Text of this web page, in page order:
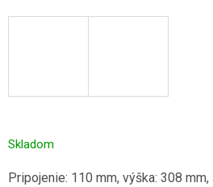
Skladom
Pripojenie: 110 mm, výška: 308